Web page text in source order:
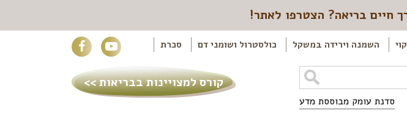
חיים בריאה? הצטרפו לאתר!
השמנה וירידה במשקל כולסטרול ושומני דם סכרת
סדנת עומק מבוססת מדע
קורס למצויינות בבריאות >>